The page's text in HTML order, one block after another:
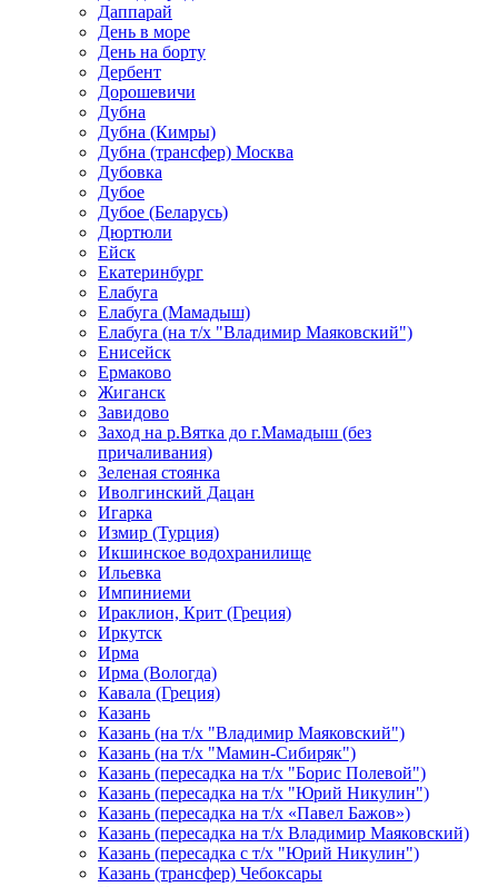
Даппарай
День в море
День на борту
Дербент
Дорошевичи
Дубна
Дубна (Кимры)
Дубна (трансфер) Москва
Дубовка
Дубое
Дубое (Беларусь)
Дюртюли
Ейск
Екатеринбург
Елабуга
Елабуга (Мамадыш)
Елабуга (на т/х "Владимир Маяковский")
Енисейск
Ермаково
Жиганск
Завидово
Заход на р.Вятка до г.Мамадыш (без
причаливания)
Зеленая стоянка
Иволгинский Дацан
Игарка
Измир (Турция)
Икшинское водохранилище
Ильевка
Импиниеми
Ираклион, Крит (Греция)
Иркутск
Ирма
Ирма (Вологда)
Кавала (Греция)
Казань
Казань (на т/х "Владимир Маяковский")
Казань (на т/х "Мамин-Сибиряк")
Казань (пересадка на т/х "Борис Полевой")
Казань (пересадка на т/х "Юрий Никулин")
Казань (пересадка на т/х «Павел Бажов»)
Казань (пересадка на т/х Владимир Маяковский)
Казань (пересадка с т/х "Юрий Никулин")
Казань (трансфер) Чебоксары